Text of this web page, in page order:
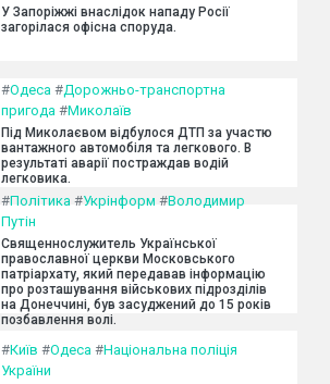
У Запоріжжі внаслідок нападу Росії
загорілася офісна споруда.
#Одеса #Дорожньо-транспортна
пригода #Миколаїв
Під Миколаєвом відбулося ДТП за участю
вантажного автомобіля та легкового. В
результаті аварії постраждав водій
легковика.
#Політика #Укрінформ #Володимир
Путін
Священнослужитель Української
православної церкви Московського
патріархату, який передавав інформацію
про розташування військових підрозділів
на Донеччині, був засуджений до 15 років
позбавлення волі.
#Київ #Одеса #Національна поліція
України